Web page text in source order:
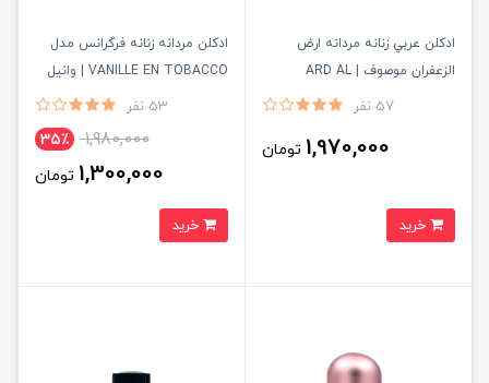
ادكلن عربي زنانه مردانه ارض
الزعفران موصوف | ARD AL
ZAFARAAN MOUSUF
57 نفر
1,970,000 تومان
ادكلن مردانه زنانه فرگرانس مدل
VANILLE EN TOBACCO | وانيل
53 نفر
1,980,000 35٪
1,300,000 تومان